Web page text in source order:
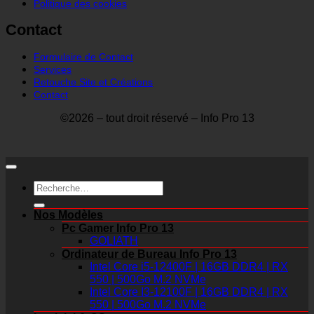
Politique des cookies
Contact
Formulaire de Contact
Services
Retouche Site et Créations
Contact
©2026 – tout droit réservé – Info Pro 13
Recherche
pour :
Nos Modèles
Pc Gamer Info Pro 13
GOLIATH
Ordinateur de Bureau Info Pro 13
Intel Core i5-12400F | 16GB DDR4 | RX
550 | 500Go M.2 NVMe
Intel Core I3-12100F | 16GB DDR4 | RX
550 | 500Go M.2 NVMe